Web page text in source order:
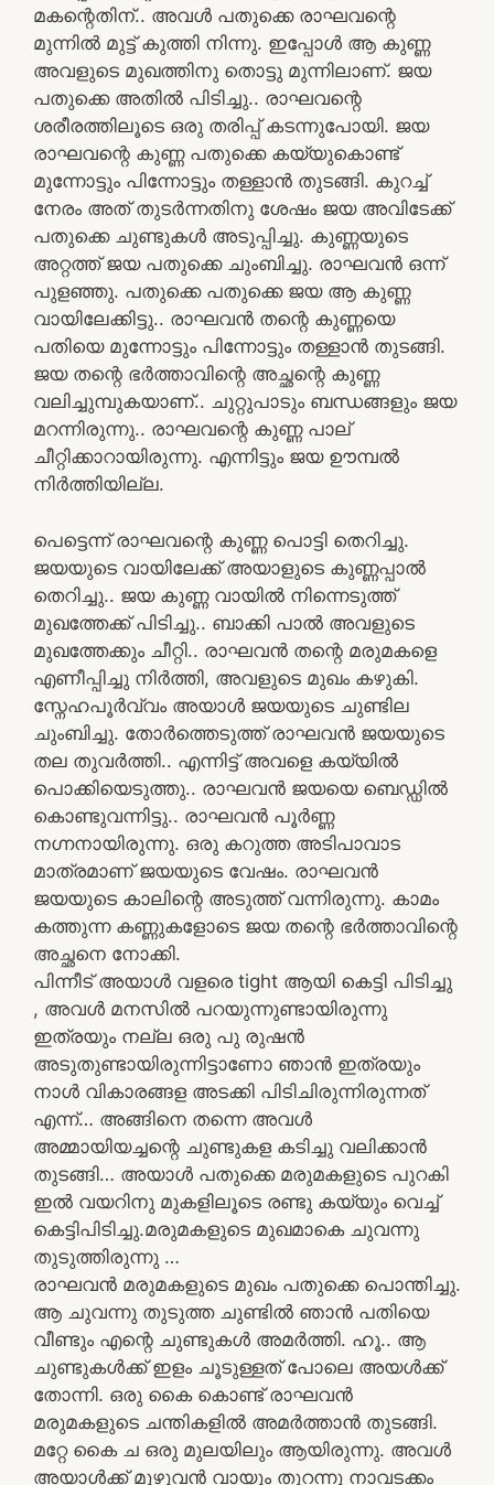
മകന്റെതിന്.. അവൾ പതുക്കെ രാഘവന്റെ
മുന്നിൽ മുട്ട് കുത്തി നിന്നു. ഇപ്പോൾ ആ കുണ്ണ
അവളുടെ മുഖത്തിനു തൊട്ടു മുന്നിലാണ്. ജയ
പതുക്കെ അതിൽ പിടിച്ചു.. രാഘവന്റെ
ശരീരത്തിലൂടെ ഒരു തരിപ്പ് കടന്നുപോയി. ജയ
രാഘവന്റെ കുണ്ണ പതുക്കെ കയ്യുകൊണ്ട്
മുന്നോട്ടും പിന്നോട്ടും തള്ളാൻ തുടങ്ങി. കുറച്ച്
നേരം അത് തുടർന്നതിനു ശേഷം ജയ അവിടേക്ക്
പതുക്കെ ചുണ്ടുകൾ അടുപ്പിച്ചു. കുണ്ണയുടെ
അറ്റത്ത് ജയ പതുക്കെ ചുംബിച്ചു. രാഘവൻ ഒന്ന്
പുളഞ്ഞു. പതുക്കെ പതുക്കെ ജയ ആ കുണ്ണ
വായിലേക്കിട്ടു.. രാഘവൻ തന്റെ കുണ്ണയെ
പതിയെ മുന്നോട്ടും പിന്നോട്ടും തള്ളാൻ തുടങ്ങി.
ജയ തന്റെ ഭർത്താവിന്റെ അച്ഛന്റെ കുണ്ണ
വലിച്ചുമ്പുകയാണ്.. ചുറ്റുപാടും ബന്ധങ്ങളും ജയ
മറന്നിരുന്നു.. രാഘവന്റെ കുണ്ണ പാല്
ചീറ്റിക്കാറായിരുന്നു. എന്നിട്ടും ജയ ഊമ്പൽ
നിർത്തിയില്ല.
പെട്ടെന്ന് രാഘവന്റെ കുണ്ണ പൊട്ടി തെറിച്ചു.
ജയയുടെ വായിലേക്ക് അയാളുടെ കുണ്ണപ്പാൽ
തെറിച്ചു.. ജയ കുണ്ണ വായിൽ നിന്നെടുത്ത്
മുഖത്തേക്ക് പിടിച്ചു.. ബാക്കി പാൽ അവളുടെ
മുഖത്തേക്കും ചീറ്റി.. രാഘവൻ തന്റെ മരുമകളെ
എണീപ്പിച്ചു നിർത്തി, അവളുടെ മുഖം കഴുകി.
സ്നേഹപൂർവ്വം അയാൾ ജയയുടെ ചുണ്ടില
ചുംബിച്ചു. തോർത്തെടുത്ത് രാഘവൻ ജയയുടെ
തല തുവർത്തി.. എന്നിട്ട് അവളെ കയ്യിൽ
പൊക്കിയെടുത്തു.. രാഘവൻ ജയയെ ബെഡ്ഡിൽ
കൊണ്ടുവന്നിട്ടു.. രാഘവൻ പൂർണ്ണ
നഗ്നനായിരുന്നു. ഒരു കറുത്ത അടിപാവാട
മാത്രമാണ് ജയയുടെ വേഷം. രാഘവൻ
ജയയുടെ കാലിന്റെ അടുത്ത് വന്നിരുന്നു. കാമം
കത്തുന്ന കണ്ണുകളോടെ ജയ തന്റെ ഭർത്താവിന്റെ
അച്ഛനെ നോക്കി.
പിന്നീട് അയാൾ വളരെ tight ആയി കെട്ടി പിടിച്ചു
, അവൾ മനസിൽ പറയുന്നുണ്ടായിരുന്നു
ഇത്രയും നല്ല ഒരു പു രുഷൻ
അടുതുണ്ടായിരുന്നിട്ടാണോ ഞാൻ ഇത്രയും
നാൾ വികാരങ്ങള അടക്കി പിടിചിരുന്നിരുന്നത്
എന്ന്… അങ്ങിനെ തന്നെ അവൾ
അമ്മായിയച്ചന്റെ ചുണ്ടുകള കടിച്ചു വലിക്കാൻ
തുടങ്ങി… അയാൾ പതുക്കെ മരുമകളുടെ പുറകി
ഇൽ വയറിനു മുകളിലൂടെ രണ്ടു കയ്യും വെച്ച്
കെട്ടിപിടിച്ചു.മരുമകളുടെ മുഖമാകെ ചുവന്നു
തുടുത്തിരുന്നു …
രാഘവൻ മരുമകളുടെ മുഖം പതുക്കെ പൊന്തിച്ചു.
ആ ചുവന്നു തുടുത്ത ചുണ്ടിൽ ഞാൻ പതിയെ
വീണ്ടും എന്റെ ചുണ്ടുകൾ അമർത്തി. ഹൂ.. ആ
ചുണ്ടുകൾക്ക് ഇളം ചൂടുള്ളത് പോലെ അയൾക്ക്
തോന്നി. ഒരു കൈ കൊണ്ട് രാഘവൻ
മരുമകളുടെ ചന്തികളിൽ അമർത്താൻ തുടങ്ങി.
മറ്റേ കൈ ച ഒരു മുലയിലും ആയിരുന്നു. അവൾ
അയാൾക്ക് മുഴുവൻ വായും തുറന്നു നാവടക്കം